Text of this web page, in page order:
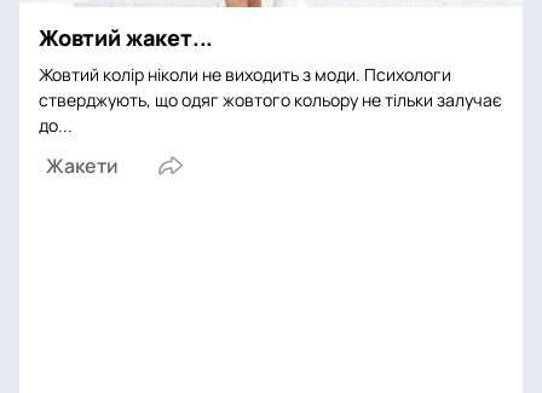
Жовтий жакет...
Жовтий колір ніколи не виходить з моди. Психологи
стверджують, що одяг жовтого кольору не тільки залучає
до...
Жакети